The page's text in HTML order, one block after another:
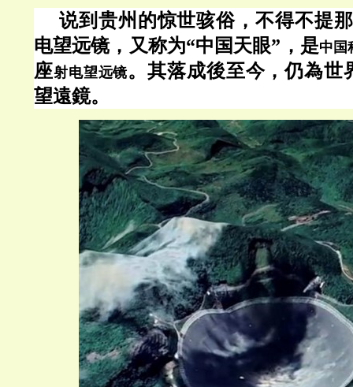
说到贵州的惊世骇俗，不得不提那
电望远镜，又称为“中国天眼”，是中国
座射电望远镜。其落成後至今，仍為世
望遠鏡。